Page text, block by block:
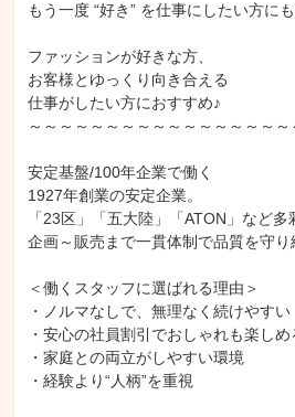
もう一度 “好き” を仕事にしたい方にも
ファッションが好きな方、
お客様とゆっくり向き合える
仕事がしたい方におすすめ♪
～～～～～～～～～～～～～～～～～
安定基盤/100年企業で働く
1927年創業の安定企業。
「23区」「五大陸」「ATON」など
企画～販売まで一貫体制で品質を守り
＜働くスタッフに選ばれる理由＞
・ノルマなしで、無理なく続けやすい
・安心の社員割引でおしゃれも楽しめ
・家庭との両立がしやすい環境
・経験より“人柄”を重視